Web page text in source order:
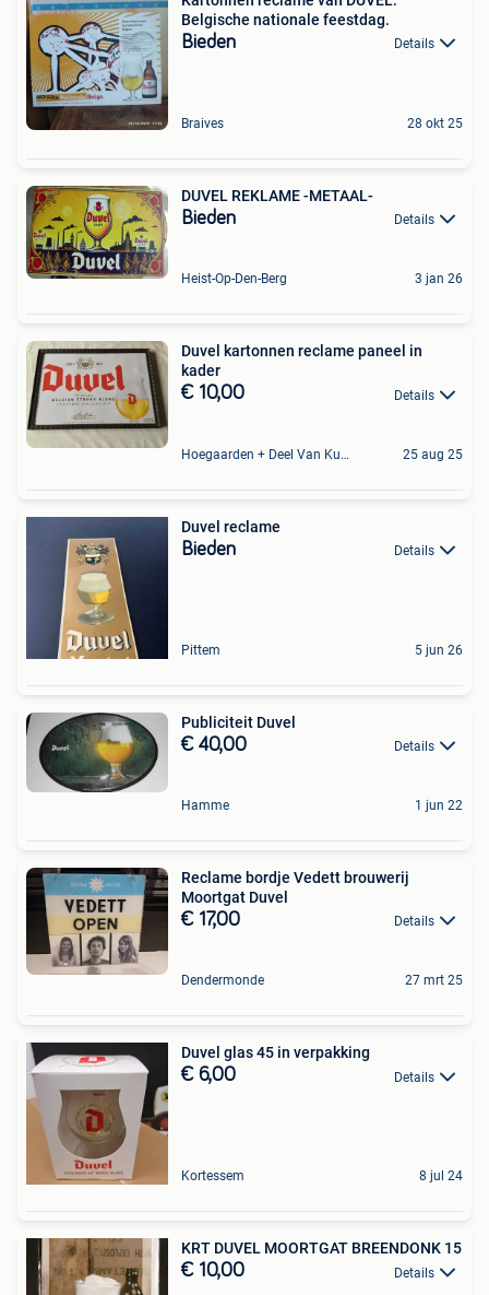
Belgische nationale feestdag.
Bieden Details
Braives 28 okt 25
DUVEL REKLAME -METAAL-
Bieden Details
Heist-Op-Den-Berg 3 jan 26
Duvel kartonnen reclame paneel in
kader
€ 10,00 Details
Hoegaarden + Deel Van Kumtich + Deel Van Tienen 25 aug 25
Duvel reclame
Bieden Details
Pittem 5 jun 26
Publiciteit Duvel
€ 40,00 Details
Hamme 1 jun 22
Reclame bordje Vedett brouwerij
Moortgat Duvel
€ 17,00 Details
Dendermonde 27 mrt 25
Duvel glas 45 in verpakking
€ 6,00 Details
Kortessem 8 jul 24
KRT DUVEL MOORTGAT BREENDONK 15
€ 10,00 Details